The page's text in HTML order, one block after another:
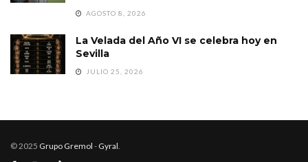
AGOSTO 8, 2026
La Velada del Año VI se celebra hoy en
Sevilla
JULIO 25, 2026
© 2025 Grupo Gremol - Gyral.